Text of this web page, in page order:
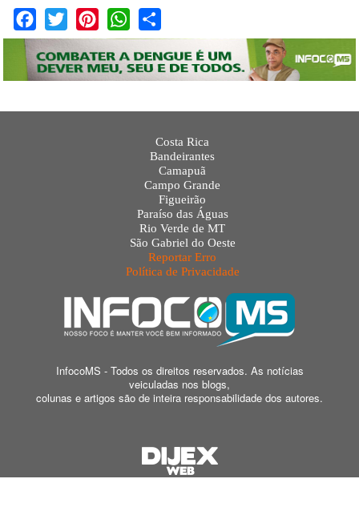
Facebook
Twitter PinterestWhatsApp
Costa Rica
Bandeirantes
Camapuã
Campo Grande
Figueirão
Paraíso das Águas
Rio Verde de MT
São Gabriel do Oeste
Reportar Erro
Política de Privacidade
InfocoMS - Todos os direitos reservados. As notícias
veiculadas nos blogs,
colunas e artigos são de inteira responsabilidade dos autores.